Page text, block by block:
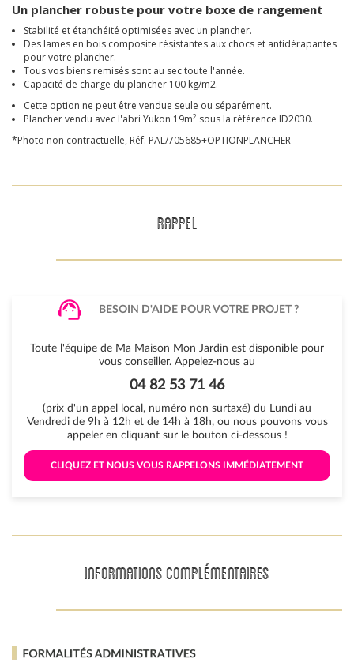
Un plancher robuste pour votre boxe de rangement
Stabilité et étanchéité optimisées avec un plancher.
Des lames en bois composite résistantes aux chocs et antidérapantes
pour votre plancher.
Tous vos biens remisés sont au sec toute l'année.
Capacité de charge du plancher 100 kg/m2.
Cette option ne peut être vendue seule ou séparément.
Plancher vendu avec l'abri Yukon 19m2 sous la référence ID2030.
*Photo non contractuelle, Réf. PAL/705685+OPTIONPLANCHER
RAPPEL
BESOIN D'AIDE POUR VOTRE PROJET ?
Toute l'équipe de Ma Maison Mon Jardin est disponible pour
vous conseiller. Appelez-nous au
04 82 53 71 46
(prix d'un appel local, numéro non surtaxé) du Lundi au
Vendredi de 9h à 12h et de 14h à 18h, ou nous pouvons vous
appeler en cliquant sur le bouton ci-dessous !
CLIQUEZ ET NOUS VOUS RAPPELONS IMMÉDIATEMENT
INFORMATIONS COMPLÉMENTAIRES